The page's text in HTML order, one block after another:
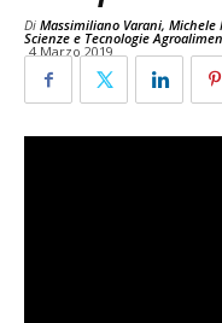
Di Massimiliano Varani,
Scienze e Tecnologie
4 Marzo 2019